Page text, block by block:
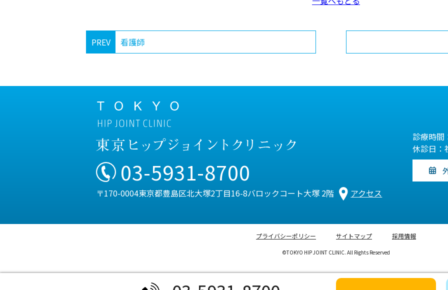
PREV 看護師
03-5931-8700
〒170-0004東京都豊島区北大塚2丁目16-8バロックコート大塚 2階 アクセス
診療時間
休診日：
プライバシーポリシー サイトマップ 採用情報
©TOKYO HIP JOINT CLINIC. All Rights Reserved